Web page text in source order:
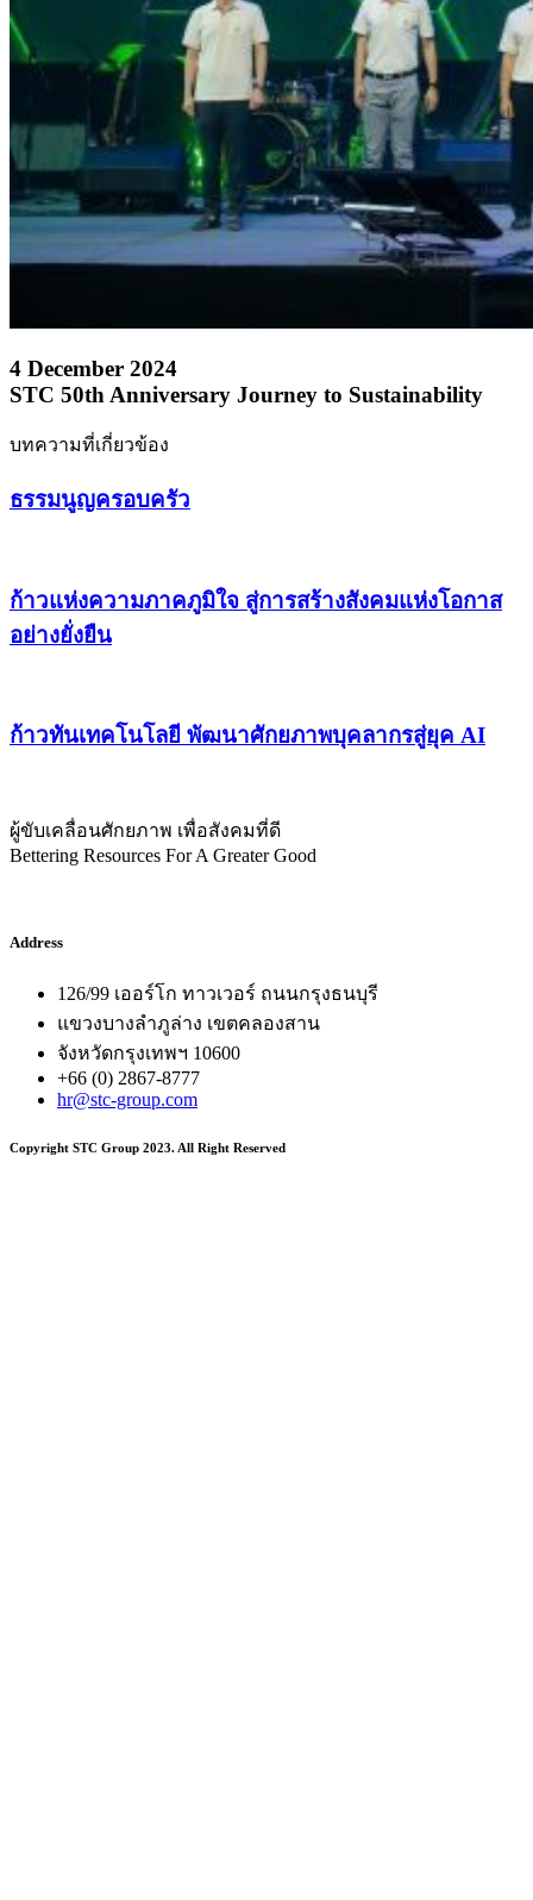
4 December 2024
STC 50th Anniversary Journey to Sustainability
บทความที่เกี่ยวข้อง
ธรรมนูญครอบครัว
ก้าวแห่งความภาคภูมิใจ สู่การสร้างสังคมแห่งโอกาส
อย่างยั่งยืน
ก้าวทันเทคโนโลยี พัฒนาศักยภาพบุคลากรสู่ยุค AI
ผู้ขับเคลื่อนศักยภาพ เพื่อสังคมที่ดี
Bettering Resources For A Greater Good
Address
126/99 เออร์โก ทาวเวอร์ ถนนกรุงธนบุรี
แขวงบางลำภูล่าง เขตคลองสาน
จังหวัดกรุงเทพฯ 10600
+66 (0) 2867-8777
hr@stc-group.com
Copyright STC Group 2023. All Right Reserved